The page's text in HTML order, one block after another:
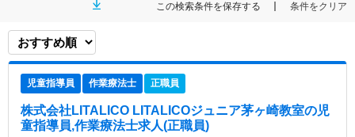
この検索条件を保存する 条件をクリア
児童指導員 作業療法士 正職員
株式会社LITALICO LITALICOジュニア茅ヶ崎教室の児
童指導員,作業療法士求人(正職員)